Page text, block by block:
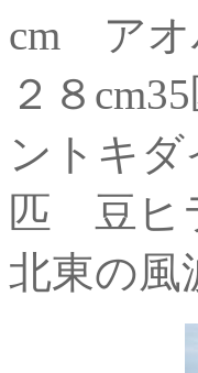
cm アオ
２８
ントキ
匹 豆ヒ
北東の風